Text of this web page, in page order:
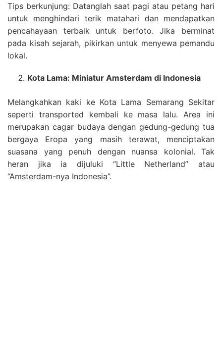
Tips berkunjung: Datanglah saat pagi atau petang hari
untuk menghindari terik matahari dan mendapatkan
pencahayaan terbaik untuk berfoto. Jika berminat
pada kisah sejarah, pikirkan untuk menyewa pemandu
lokal.
Kota Lama: Miniatur Amsterdam di Indonesia
Melangkahkan kaki ke Kota Lama Semarang Sekitar
seperti transported kembali ke masa lalu. Area ini
merupakan cagar budaya dengan gedung-gedung tua
bergaya Eropa yang masih terawat, menciptakan
suasana yang penuh dengan nuansa kolonial. Tak
heran jika ia dijuluki “Little Netherland” atau
“Amsterdam-nya Indonesia”.